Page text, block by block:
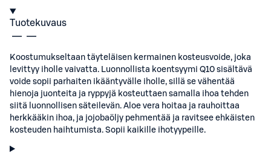
Tuotekuvaus
Koostumukseltaan täyteläisen kermainen kosteusvoide, joka
levittyy iholle vaivatta. Luonnollista koentsyymi Q10 sisältävä
voide sopii parhaiten ikääntyvälle iholle, sillä se vähentää
hienoja juonteita ja ryppyjä kosteuttaen samalla ihoa tehden
siitä luonnollisen säteilevän. Aloe vera hoitaa ja rauhoittaa
herkkääkin ihoa, ja jojobaöljy pehmentää ja ravitsee ehkäisten
kosteuden haihtumista. Sopii kaikille ihotyypeille.